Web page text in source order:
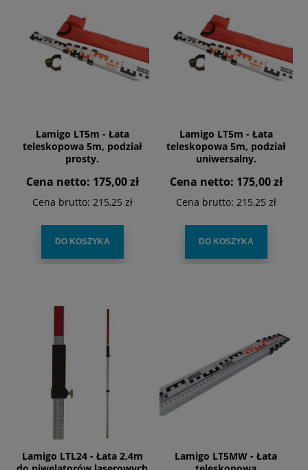
Lamigo LT5m - Łata
teleskopowa 5m, podział
prosty.
Cena netto: 175,00 zł
Cena brutto: 215,25 zł
DO KOSZYKA
Lamigo LT5m - Łata
teleskopowa 5m, podział
uniwersalny.
Cena netto: 175,00 zł
Cena brutto: 215,25 zł
DO KOSZYKA
Lamigo LTL24 - Łata 2,4m
Lamigo LT5MW - Łata